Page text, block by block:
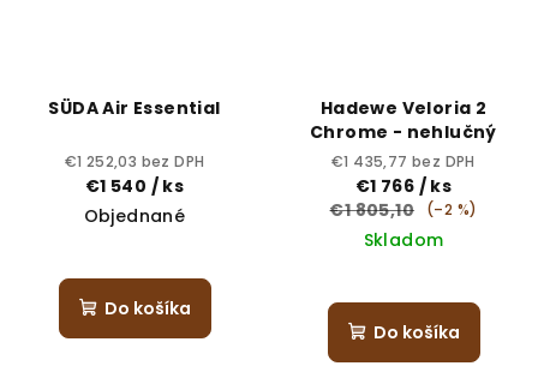
SÜDA Air Essential
€1 252,03 bez DPH
€1 540 / ks
Objednané
Do košíka
Hadewe Veloria 2
Chrome - nehlučný
€1 435,77 bez DPH
€1 766 / ks
€1 805,10
(–2 %)
Skladom
Do košíka